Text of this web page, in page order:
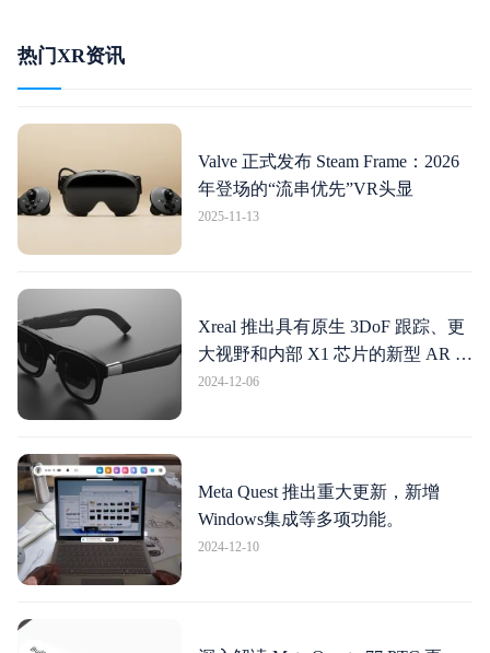
热门XR资讯
Valve 正式发布 Steam Frame：2026
年登场的“流串优先”VR头显
2025-11-13
Xreal 推出具有原生 3DoF 跟踪、更
大视野和内部 X1 芯片的新型 AR 眼
镜
2024-12-06
Meta Quest 推出重大更新，新增
Windows集成等多项功能。
2024-12-10